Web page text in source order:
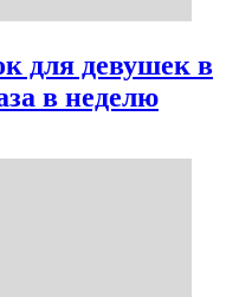
для девушек в
в неделю